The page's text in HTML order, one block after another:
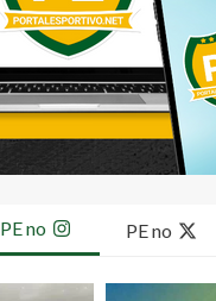
PE no PE no